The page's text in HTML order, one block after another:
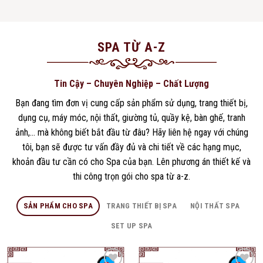
SPA TỪ A-Z
Tin Cậy – Chuyên Nghiệp – Chất Lượng
Bạn đang tìm đơn vị cung cấp sản phẩm sử dụng, trang thiết bị,
dụng cụ, máy móc, nội thất, giường tủ, quầy kệ, bàn ghế, tranh
ảnh,… mà không biết bắt đầu từ đâu? Hãy liên hệ ngay với chúng
tôi, bạn sẽ được tư vấn đầy đủ và chi tiết về các hạng mục,
khoản đầu tư cần có cho Spa của bạn. Lên phương án thiết kế và
thi công trọn gói cho spa từ a-z.
SẢN PHẨM CHO SPA TRANG THIẾT BỊ SPA NỘI THẤT SPA
SET UP SPA